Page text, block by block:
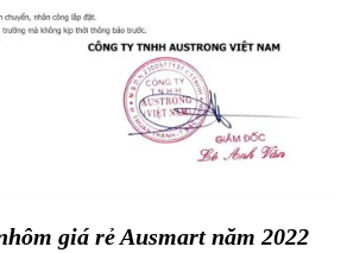
giá rẻ Ausmart năm 2022